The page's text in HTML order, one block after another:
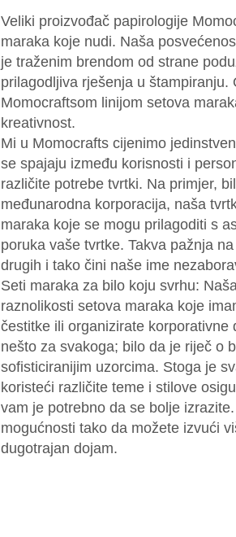
Veliki proizvođač papirologije
maraka koje nudi. Naša
je traženim brendom od strane
prilagodljiva rješenja u štampiranju.
Momocraftsom linijom setova
kreativnost.
Mi u Momocrafts cijenimo
se spajaju između korisnosti i
različite potrebe tvrtki. Na primjer,
međunarodna korporacija, naša
maraka koje se mogu prilagoditi s
poruka vaše tvrtke. Takva pažnja
drugih i tako čini naše ime
Seti maraka za bilo koju svrhu:
raznolikosti setova maraka koje
čestitke ili organizirate
nešto za svakoga; bilo da je riječ o
sofisticiranijim uzorcima. Stoga je
koristeći različite teme i stilove
vam je potrebno da se bolje
mogućnosti tako da možete izvući
dugotrajan dojam.